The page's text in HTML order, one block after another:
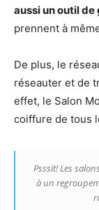
aussi un outil de
prennent à
De plus, le
réseauter et de
effet, le Salon
coiffure de tous
Psssit! Les
à un